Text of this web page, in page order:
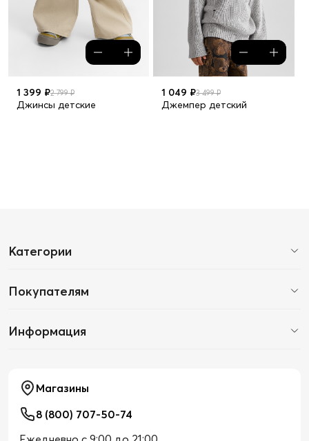
1 399 ₽2 799 ₽
Джинсы детские
1 049 ₽3 499 ₽
Джемпер детский
Категории
Покупателям
Информация
Магазины
8 (800) 707-50-74